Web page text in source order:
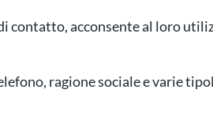
contatto, acconsente al loro
ragione sociale e varie